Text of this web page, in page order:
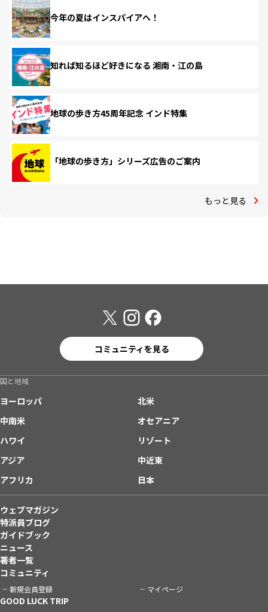
今年の夏はインスパイアへ！
知れば知るほど好きになる 湘南・江の島
地球の歩き方45周年記念 インド特集
「地球の歩き方」シリーズ広告のご案内
もっと見る
コミュニティを見る
国と地域
ヨーロッパ
北米
中南米
オセアニア
ハワイ
リゾート
アジア
中近東
アフリカ
日本
ウェブマガジン
特派員ブログ
ガイドブック
ニュース
著者一覧
コミュニティ
新規会員登録 マイページ
GOOD LUCK TRIP